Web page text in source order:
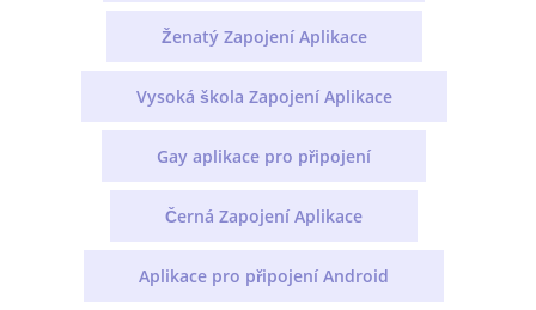
Ženatý Zapojení Aplikace
Vysoká škola Zapojení Aplikace
Gay aplikace pro připojení
Černá Zapojení Aplikace
Aplikace pro připojení Android